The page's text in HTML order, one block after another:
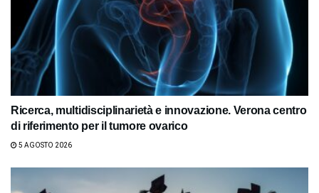
Ricerca, multidisciplinarietà e innovazione. Verona centro
di riferimento per il tumore ovarico
5 AGOSTO 2026